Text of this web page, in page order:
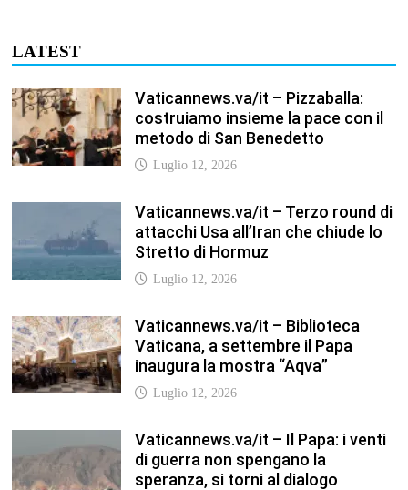
LATEST
Vaticannews.va/it – Pizzaballa:
costruiamo insieme la pace con il
metodo di San Benedetto
Luglio 12, 2026
Vaticannews.va/it – Terzo round di
attacchi Usa all’Iran che chiude lo
Stretto di Hormuz
Luglio 12, 2026
Vaticannews.va/it – Biblioteca
Vaticana, a settembre il Papa
inaugura la mostra “Aqva”
Luglio 12, 2026
Vaticannews.va/it – Il Papa: i venti
di guerra non spengano la
speranza, si torni al dialogo